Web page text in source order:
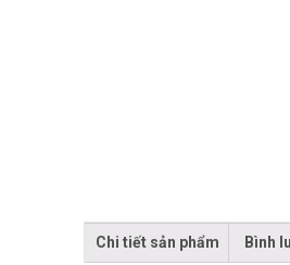
Chi tiết sản phẩm Bình